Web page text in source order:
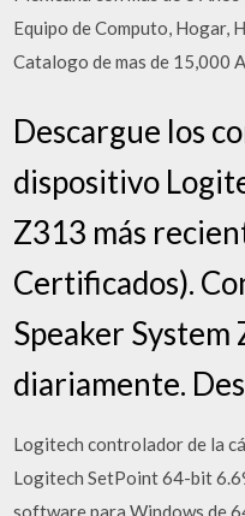
Equipo de Computo, Hogar,
Catalogo de mas de 15,000
Descargue los
dispositivo
Z313 más
Certificados).
Speaker
diariamente.
Logitech controlador de la
Logitech SetPoint 64-bit
software para Windows de